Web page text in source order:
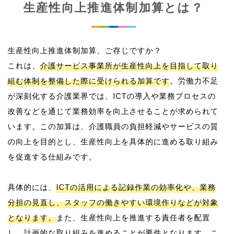
生産性向上推進体制加算とは？
生産性向上推進体制加算、ご存じですか？
これは、 介護サービス事業所が生産性向上を目指して取り
組む体制を整備した際に受けられる加算です。労働力不足
が深刻化する介護業界では、ICTの導入や業務プロセスの
改善などを通じて業務効率を向上させることが求められて
います。この加算は、介護職員の負担軽減やサービスの質
の向上を目的とし、生産性向上を具体的に進める取り組み
を促進する仕組みです。
具体的には、 ICTの活用による記録作業の効率化や、業務
分担の見直し、スタッフの働きやすい環境作りなどが対象
となります。また、生産性向上を推進する責任者を配置